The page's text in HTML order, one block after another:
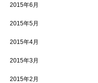
2015年6月
2015年5月
2015年4月
2015年3月
2015年2月